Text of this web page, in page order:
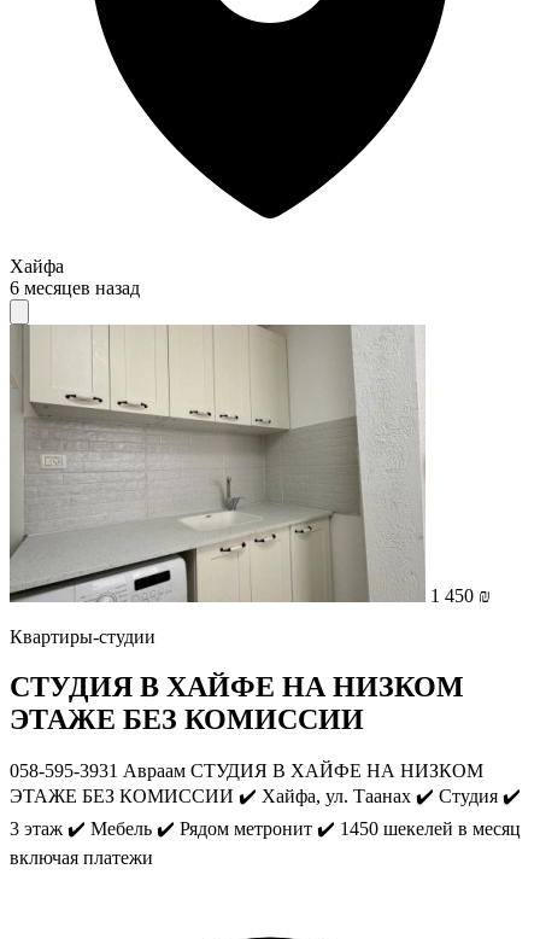
Хайфа
6 месяцев назад
1 450 ₪
Квартиры-студии
СТУДИЯ В ХАЙФЕ НА НИЗКОМ
ЭТАЖЕ БЕЗ КОМИССИИ
058-595-3931 Авраам СТУДИЯ В ХАЙФЕ НА НИЗКОМ
ЭТАЖЕ БЕЗ КОМИССИИ ✔️ Хайфа, ул. Таанах ✔️ Студия ✔️
3 этаж ✔️ Мебель ✔️ Рядом метронит ✔️ 1450 шекелей в месяц
включая платежи